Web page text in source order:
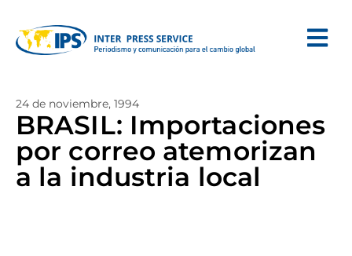
24 de noviembre, 1994
BRASIL: Importaciones
por correo atemorizan
a la industria local